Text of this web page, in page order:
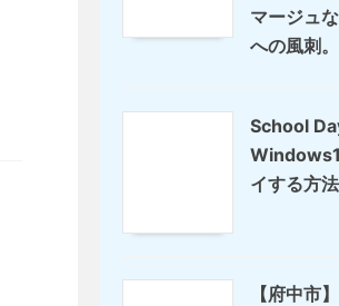
マージュ
への風刺。
School
イする方法
【府中市